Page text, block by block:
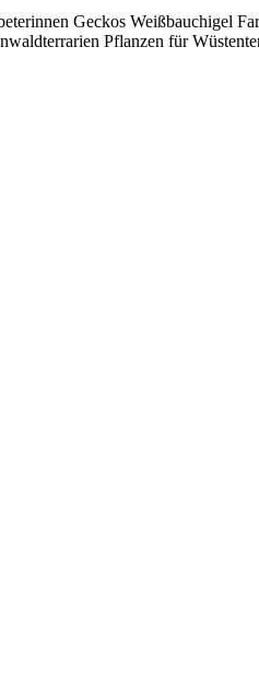
Geckos Weißbauchigel
Pflanzen für